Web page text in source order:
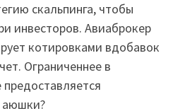
скальпинга, чтобы
инвесторов. Авиаброкер
котировками вдобавок
Ограниченнее в
аюшки?